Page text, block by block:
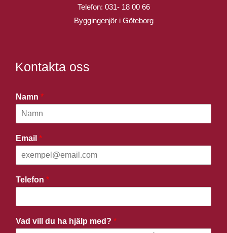
Telefon: 031- 18 00 66
Byggingenjör i Göteborg
Kontakta oss
Namn *
Email *
Telefon *
Vad vill du ha hjälp med? *